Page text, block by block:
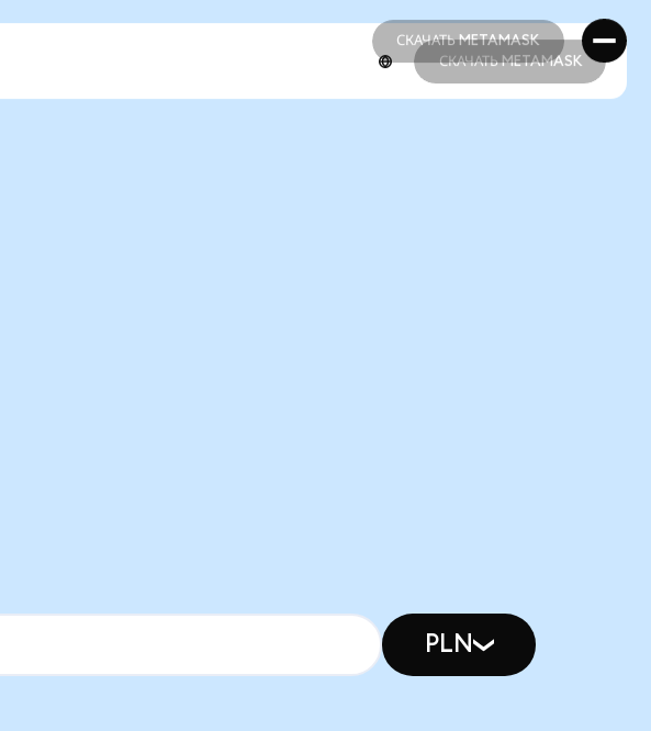
СКАЧАТЬ METAMASK
СКАЧАТЬ METAMASK
СКАЧАТЬ METAMASK
PLN